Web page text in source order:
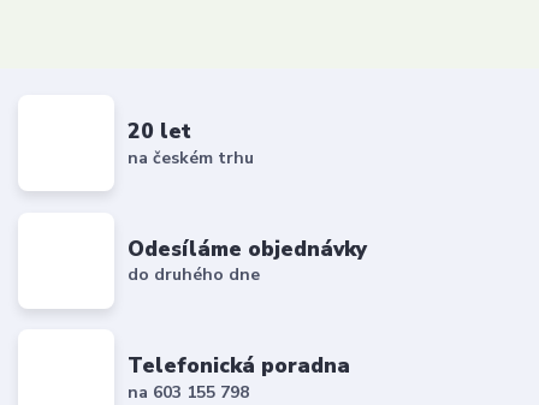
20 let
na českém trhu
Odesíláme objednávky
do druhého dne
Telefonická poradna
na 603 155 798